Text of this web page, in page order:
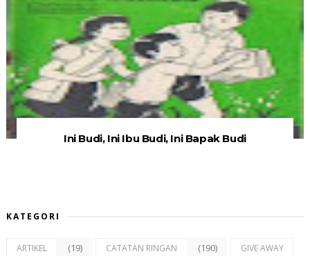
Ini Budi, Ini Ibu Budi, Ini Bapak Budi
KATEGORI
ARTIKEL (19) CATATAN RINGAN (190) GIVE AWAY